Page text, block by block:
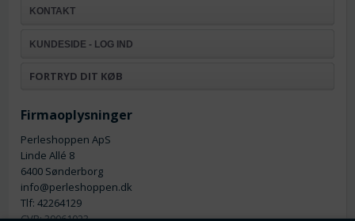
KONTAKT
KUNDESIDE - LOG IND
FORTRYD DIT KØB
Firmaoplysninger
Perleshoppen ApS
Linde Allé 8
6400 Sønderborg
info@perleshoppen.dk
Tlf: 42264129